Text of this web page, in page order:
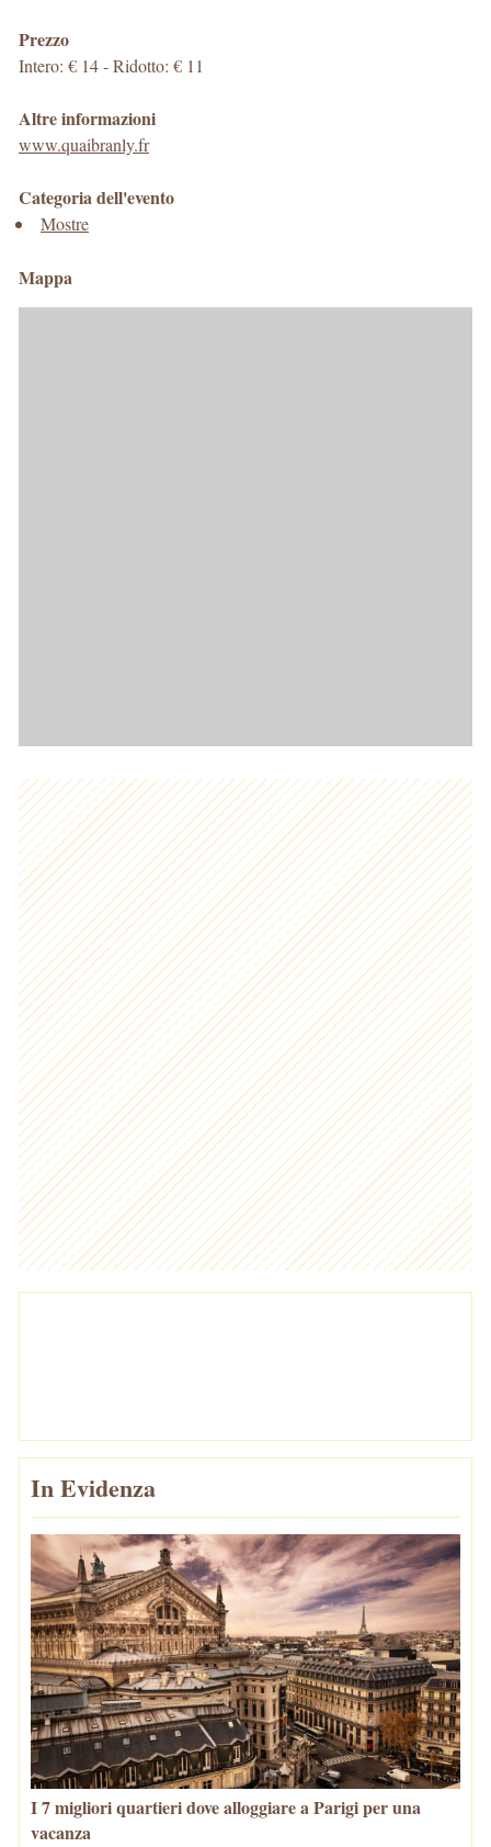
Prezzo
Intero: € 14 - Ridotto: € 11
Altre informazioni
www.quaibranly.fr
Categoria dell'evento
Mostre
Mappa
In Evidenza
I 7 migliori quartieri dove alloggiare a Parigi per una
vacanza